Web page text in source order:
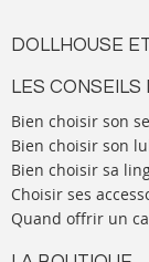
DOLLHOUSE
LES
Bien choisir son
Bien choisir son
Bien choisir sa
Choisir ses
Quand offrir un